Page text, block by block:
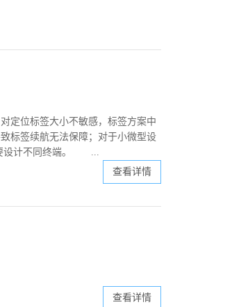
定位标签大小不敏感，标签方案中
标签续航无法保障；对于小微型设
要设计不同终端。 ...
查看详情
查看详情